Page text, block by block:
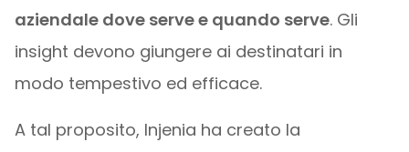
aziendale dove serve e quando serve. Gli
insight devono giungere ai destinatari in
modo tempestivo ed efficace.
A tal proposito, Injenia ha creato la